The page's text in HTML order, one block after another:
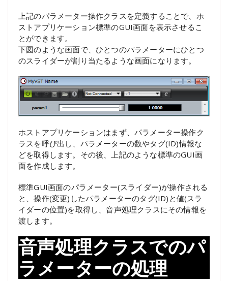
上記のパラメーター操作クラスを定義することで、ホ
ストアプリケーション標準のGUI画面を表示させるこ
とができます。
下図のような画面で、ひとつのパラメーターにひとつ
のスライダーが割り当たるような画面になります。
ホストアプリケーションはまず、パラメーター操作ク
ラスを呼び出し、パラメーターの数やタグ(ID)情報な
どを取得します。その後、上記のような標準のGUI画
面を作成します。
標準GUI画面のパラメーター(スライダー)が操作される
と、操作(変更)したパラメーターのタグ(ID)と値(スラ
イダーの位置)を取得し、音声処理クラスにその情報を
渡します。
音声処理クラスでのパ
ラメーターの処理